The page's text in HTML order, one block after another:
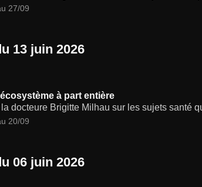
27/09
13 juin 2026
à part entière
docteure Brigitte Milhau sur les sujets santé
20/09
06 juin 2026